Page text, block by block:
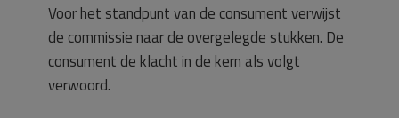
Voor het standpunt van de consument verwijst
de commissie naar de overgelegde stukken. De
consument de klacht in de kern als volgt
verwoord.